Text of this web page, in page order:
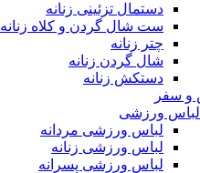
دستمال تزئینی زنانه
ست شال گردن و کلاه زنانه
چتر زنانه
شال گردن زنانه
دستکش زنانه
سفر
لباس ورزشی
لباس ورزشی مردانه
لباس ورزشی زنانه
لباس ورزشی پسرانه